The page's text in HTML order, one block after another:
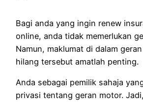
Bagi anda yang ingin renew
online, anda tidak memerlukan
Namun, maklumat di dalam
hilang tersebut amatlah penting.
Anda sebagai pemilik sahaja
privasi tentang geran motor.